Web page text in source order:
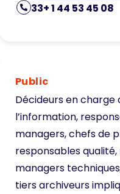
33+ 1 44 53 45 08
Public
Décideurs en charge
l’information,
managers, chefs de
responsables
managers
tiers archiveurs